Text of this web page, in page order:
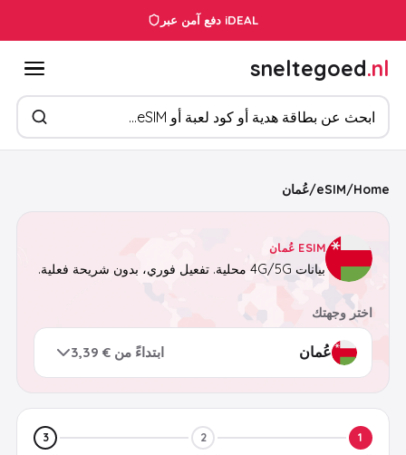
دفع آمن عبر iDEAL
sneltegoed.nl
ابحث عن المنتجات
Home
/
eSIM
/عُمان
ESIM عُمان
بيانات 4G/5G محلية. تفعيل فوري، بدون شريحة فعلية.
اختر وجهتك
ابتداءً من € 3,39
1
2
3